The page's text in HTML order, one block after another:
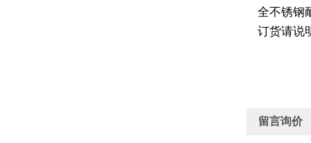
全不锈钢
订货请说
留言询价